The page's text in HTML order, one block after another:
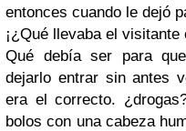
entonces cuando le dejó
¡¿Qué llevaba el visitante
Qué debía ser para
dejarlo entrar sin antes
era el correcto.
bolos con una cabeza